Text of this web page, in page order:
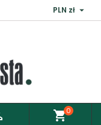
PLN zł 
shopping_cart0